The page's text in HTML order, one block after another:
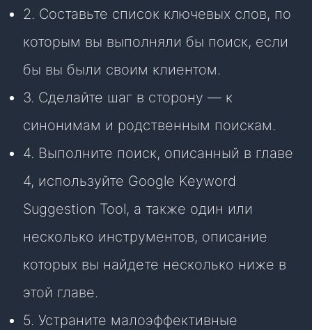
2. Составьте список ключевых слов, по
которым вы выполняли бы поиск, если
бы вы были своим клиентом.
3. Сделайте шаг в сторону — к
синонимам и родственным поискам.
4. Выполните поиск, описанный в главе
4, используйте Google Keyword
Suggestion Tool, а также один или
несколько инструментов, описание
которых вы найдете несколько ниже в
этой главе.
5. Устраните малоэффективные